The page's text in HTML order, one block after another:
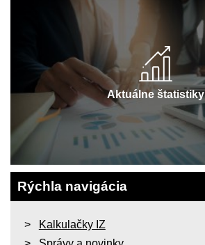
Aktuálne štatistiky
Rýchla navigácia
Kalkulačky IZ